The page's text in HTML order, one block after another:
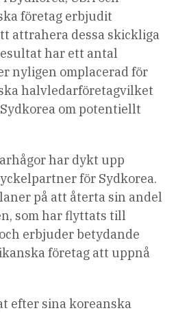
företag erbjudit
attrahera dessa skickliga
har ett antal
nyligen omplacerad för
halvledarföretagvilket
om potentiellt
har dykt upp
för Sydkorea.
på att återta sin andel
som har flyttats till
erbjuder betydande
företag att uppnå
efter sina koreanska